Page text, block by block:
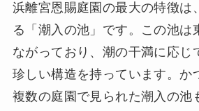
浜離宮恩賜庭園の最大の特徴は
る「潮入の池」です。この池は
ながっており、潮の干満に応じ
珍しい構造を持っています。か
複数の庭園で見られた潮入の池